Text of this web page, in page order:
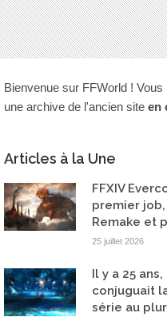
Bienvenue sur FFWorld !
une archive de l'ancien site en
Articles à la Une
FFXIV
premier job,
Remake et
25 juillet 2026
Il y a 25
conjuguait
série au